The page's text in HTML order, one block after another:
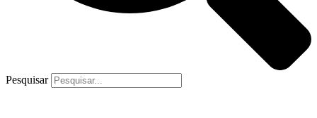
Pesquisar